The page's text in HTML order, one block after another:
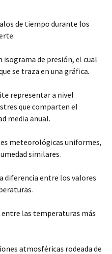
de tiempo durante los
isograma de presión, el cual
se traza en una gráfica.
representar a nivel
que comparten el
media anual.
meteorológicas uniformes,
similares.
diferencia entre los valores
entre las temperaturas más
atmosféricas rodeada de